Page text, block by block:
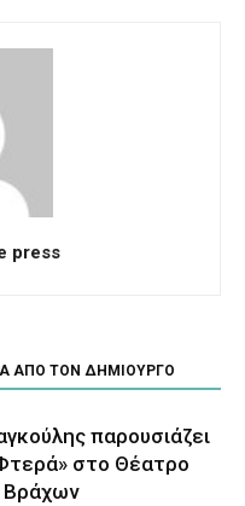
press
ΑΠΟ ΤΟΝ ΔΗΜΙΟΥΡΓΟ
παρουσιάζει
στο Θέατρο
Βράχων